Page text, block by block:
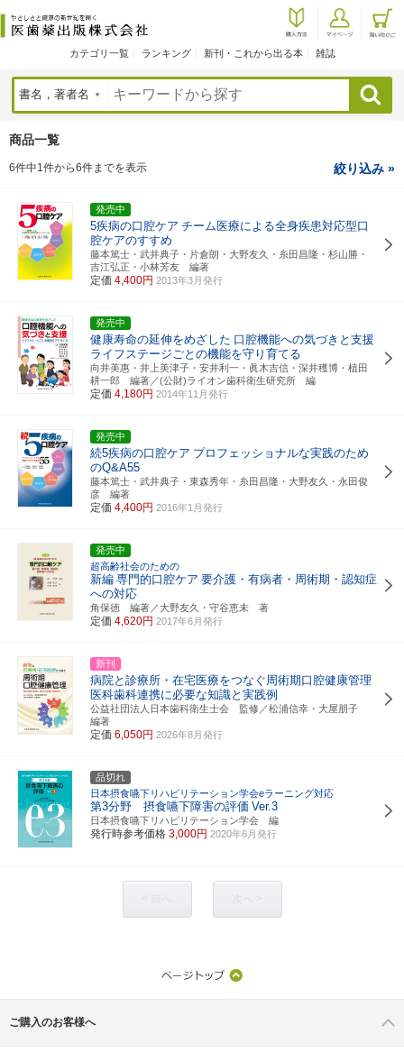
カテゴリ一覧 ランキング 新刊・これから出る本 雑誌
検索
商品一覧
6件中1件から6件までを表示 絞り込み »
発売中
5疾病の口腔ケア チーム医療による全身疾患対応型口
腔ケアのすすめ
藤本篤士・武井典子・片倉朗・大野友久・糸田昌隆・杉山勝・
吉江弘正・小林芳友 編著
定価 4,400円 2013年3月発行
発売中
健康寿命の延伸をめざした 口腔機能への気づきと支援
ライフステージごとの機能を守り育てる
向井美惠・井上美津子・安井利一・眞木吉信・深井穫博・植田
耕一郎 編著／(公財)ライオン歯科衛生研究所 編
定価 4,180円 2014年11月発行
発売中
続5疾病の口腔ケア プロフェッショナルな実践のため
のQ&A55
藤本篤士・武井典子・東森秀年・糸田昌隆・大野友久・永田俊
彦 編著
定価 4,400円 2016年1月発行
発売中
超高齢社会のための
新編 専門的口腔ケア 要介護・有病者・周術期・認知症
への対応
角保徳 編著／大野友久・守谷恵未 著
定価 4,620円 2017年6月発行
新刊
病院と診療所・在宅医療をつなぐ周術期口腔健康管理
医科歯科連携に必要な知識と実践例
公益社団法人日本歯科衛生士会 監修／松浦信幸・大屋朋子
編著
定価 6,050円 2026年8月発行
品切れ
日本摂食嚥下リハビリテーション学会eラーニング対応
第3分野 摂食嚥下障害の評価 Ver.3
日本摂食嚥下リハビリテーション学会 編
発行時参考価格 3,000円 2020年6月発行
ご購入のお客様へ